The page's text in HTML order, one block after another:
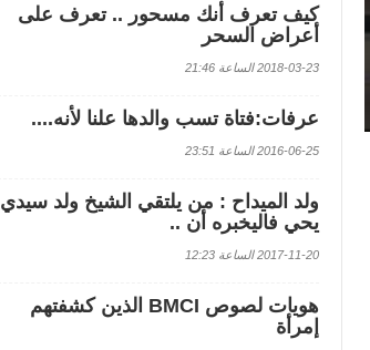
كيف تعرف أنك مسحور .. تعرف على
أعراض السحر
2018-03-23 الساعة 21:46
عرفات:فتاة تسب والدها علنا لأنه....
2016-06-25 الساعة 23:51
ولد الميداح : من يلتقي الشيخ ولد سيدي
يحي فاليخبره أن ..
2017-11-20 الساعة 12:23
هويات لصوص BMCI الذين كشفتهم
إمرأة